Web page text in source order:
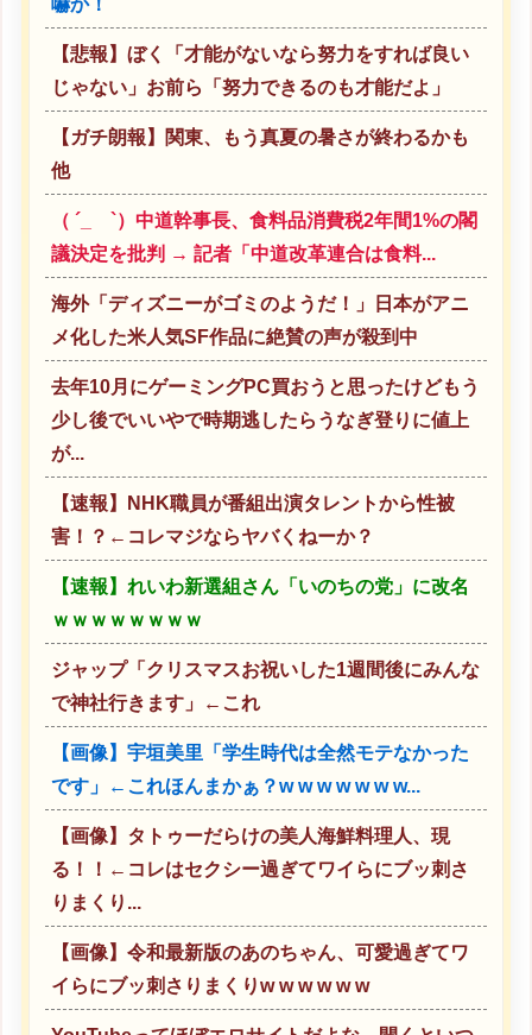
嚇か！
【悲報】ぼく「才能がないなら努力をすれば良い
じゃない」お前ら「努力できるのも才能だよ」
【ガチ朗報】関東、もう真夏の暑さが終わるかも
他
（ ´_ゝ`）中道幹事長、食料品消費税2年間1%の閣
議決定を批判 → 記者「中道改革連合は食料...
海外「ディズニーがゴミのようだ！」日本がアニ
メ化した米人気SF作品に絶賛の声が殺到中
去年10月にゲーミングPC買おうと思ったけどもう
少し後でいいやで時期逃したらうなぎ登りに値上
が...
【速報】NHK職員が番組出演タレントから性被
害！？←コレマジならヤバくねーか？
【速報】れいわ新選組さん「いのちの党」に改名
ｗｗｗｗｗｗｗｗ
ジャップ「クリスマスお祝いした1週間後にみんな
で神社行きます」←これ
【画像】宇垣美里「学生時代は全然モテなかった
です」←これほんまかぁ？w w w w w w w...
【画像】タトゥーだらけの美人海鮮料理人、現
る！！←コレはセクシー過ぎてワイらにブッ刺さ
りまくり...
【画像】令和最新版のあのちゃん、可愛過ぎてワ
イらにブッ刺さりまくりw w w w w w